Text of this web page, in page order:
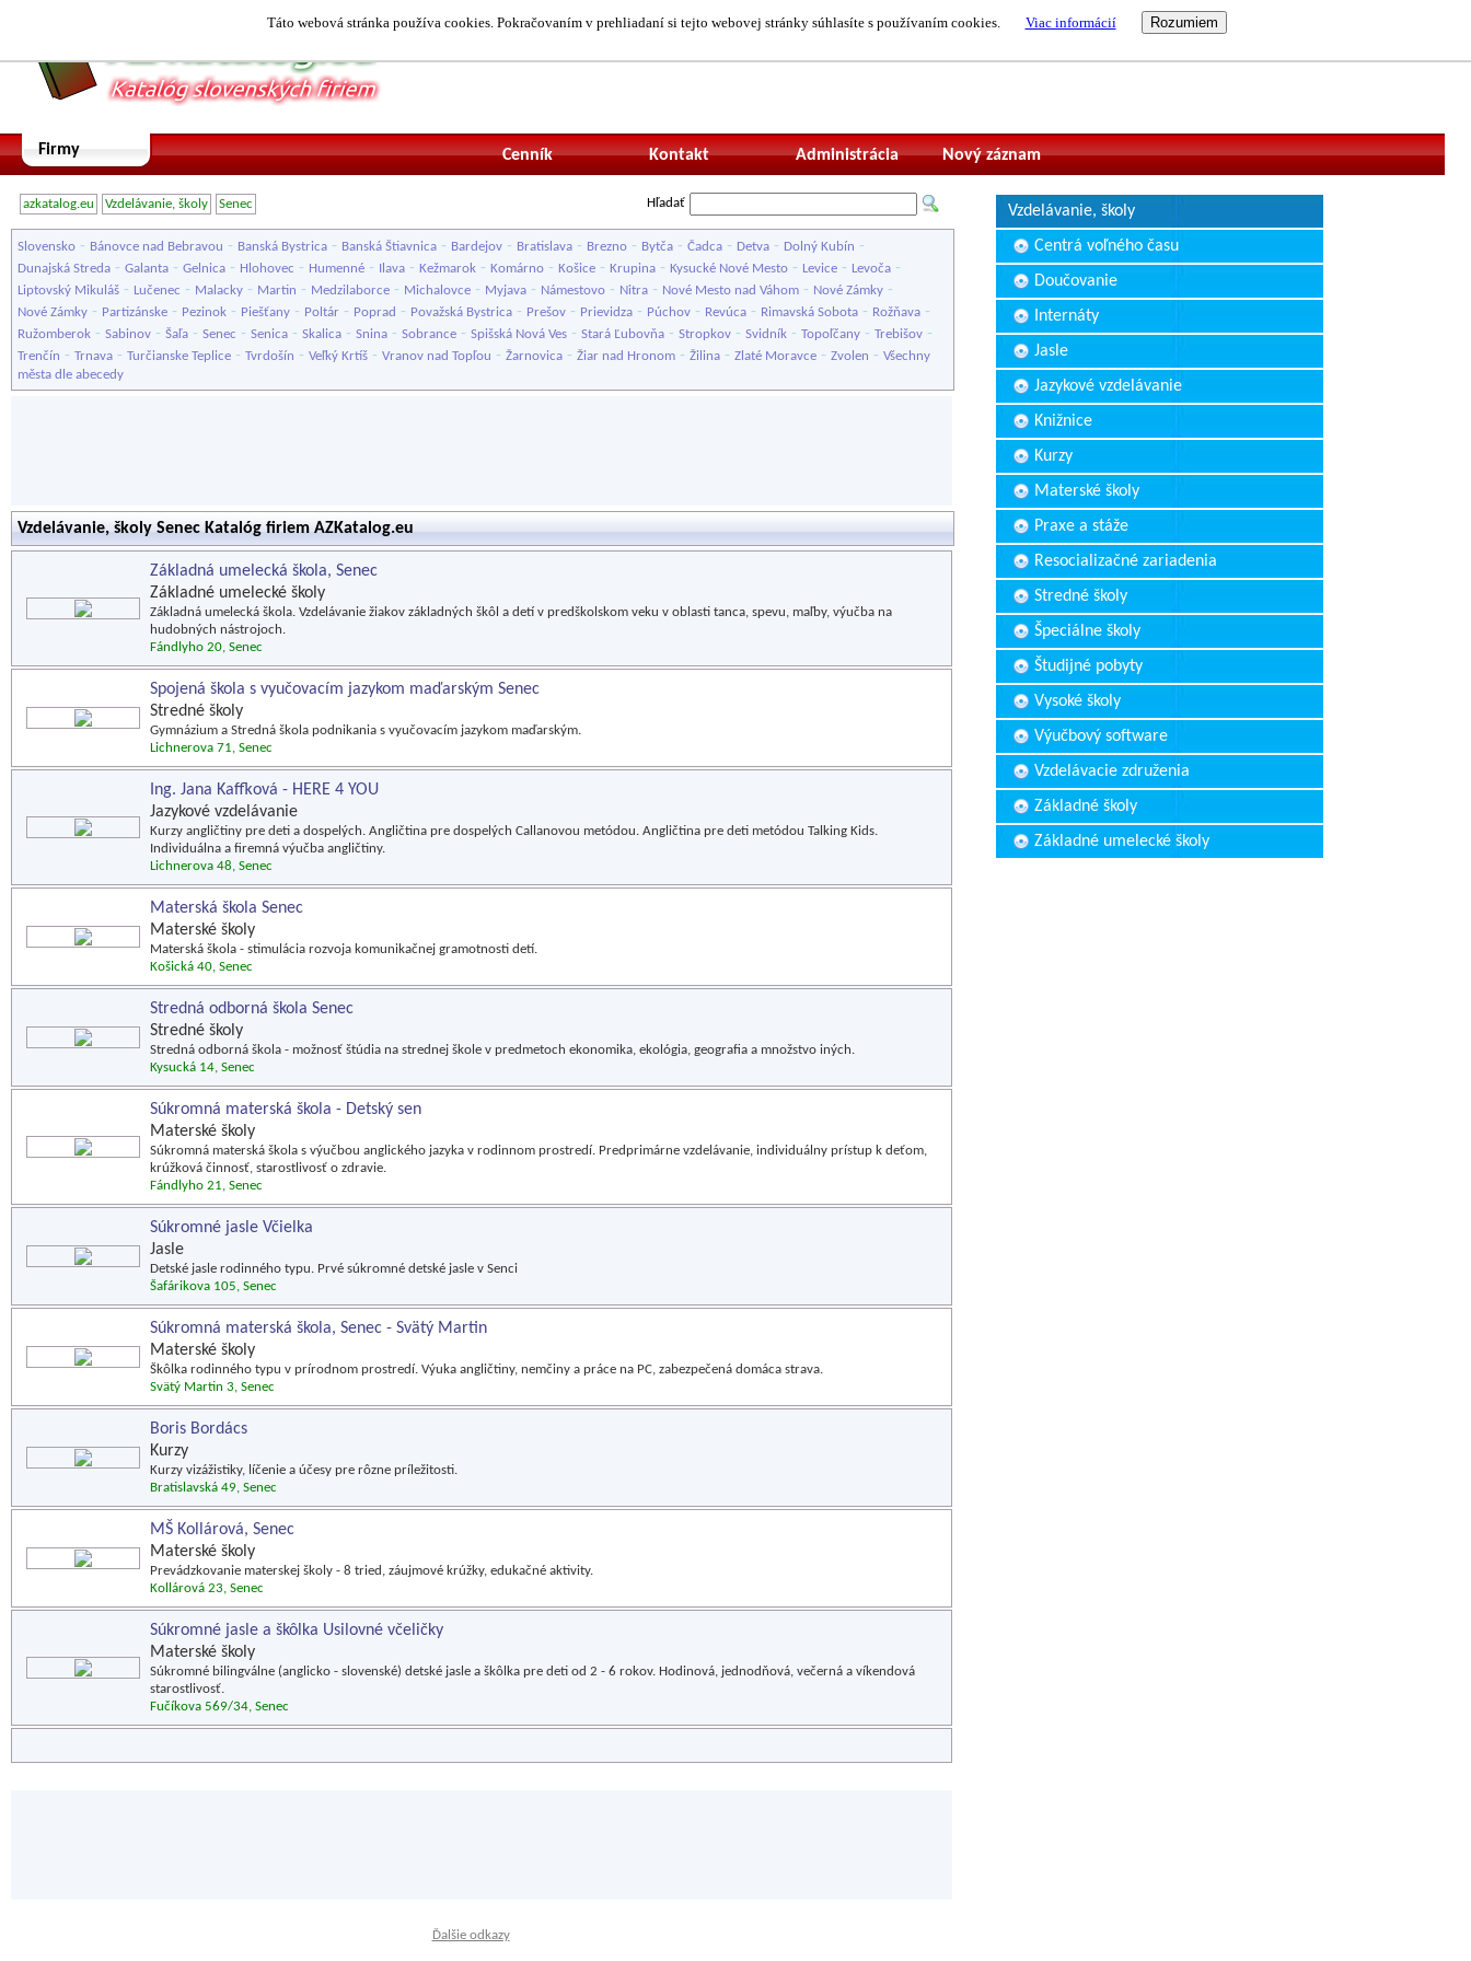
Táto webová stránka používa cookies. Pokračovaním v prehliadaní si tejto webovej stránky súhlasíte s používaním cookies. Viac informácií
Firmy Nový záznam
Administrácia
Kontakt
Cenník
azkatalog.eu Vzdelávanie, školy Senec Hľadať
Slovensko - Bánovce nad Bebravou - Banská Bystrica - Banská Štiavnica - Bardejov - Bratislava - Brezno - Bytča - Čadca - Detva - Dolný Kubín -
Dunajská Streda - Galanta - Gelnica - Hlohovec - Humenné - Ilava - Kežmarok - Komárno - Košice - Krupina - Kysucké Nové Mesto - Levice - Levoča -
Liptovský Mikuláš - Lučenec - Malacky - Martin - Medzilaborce - Michalovce - Myjava - Námestovo - Nitra - Nové Mesto nad Váhom - Nové Zámky -
Nové Zámky - Partizánske - Pezinok - Piešťany - Poltár - Poprad - Považská Bystrica - Prešov - Prievidza - Púchov - Revúca - Rimavská Sobota - Rožňava -
Ružomberok - Sabinov - Šaľa - Senec - Senica - Skalica - Snina - Sobrance - Spišská Nová Ves - Stará Ľubovňa - Stropkov - Svidník - Topoľčany - Trebišov -
Trenčín - Trnava - Turčianske Teplice - Tvrdošín - Veľký Krtíš - Vranov nad Topľou - Žarnovica - Žiar nad Hronom - Žilina - Zlaté Moravce - Zvolen - Všechny
města dle abecedy
Vzdelávanie, školy Senec Katalóg firiem AZKatalog.eu
Základná umelecká škola, Senec
Základné umelecké školy
Základná umelecká škola. Vzdelávanie žiakov základných škôl a detí v predškolskom veku v oblasti tanca, spevu, maľby, výučba na
hudobných nástrojoch.
Fándlyho 20, Senec
Spojená škola s vyučovacím jazykom maďarským Senec
Stredné školy
Gymnázium a Stredná škola podnikania s vyučovacím jazykom maďarským.
Lichnerova 71, Senec
Ing. Jana Kaffková - HERE 4 YOU
Jazykové vzdelávanie
Kurzy angličtiny pre deti a dospelých. Angličtina pre dospelých Callanovou metódou. Angličtina pre deti metódou Talking Kids.
Individuálna a firemná výučba angličtiny.
Lichnerova 48, Senec
Materská škola Senec
Materské školy
Materská škola - stimulácia rozvoja komunikačnej gramotnosti detí.
Košická 40, Senec
Stredná odborná škola Senec
Stredné školy
Stredná odborná škola - možnosť štúdia na strednej škole v predmetoch ekonomika, ekológia, geografia a množstvo iných.
Kysucká 14, Senec
Súkromná materská škola - Detský sen
Materské školy
Súkromná materská škola s výučbou anglického jazyka v rodinnom prostredí. Predprimárne vzdelávanie, individuálny prístup k deťom,
krúžková činnosť, starostlivosť o zdravie.
Fándlyho 21, Senec
Súkromné jasle Včielka
Jasle
Detské jasle rodinného typu. Prvé súkromné detské jasle v Senci
Šafárikova 105, Senec
Súkromná materská škola, Senec - Svätý Martin
Materské školy
Škôlka rodinného typu v prírodnom prostredí. Výuka angličtiny, nemčiny a práce na PC, zabezpečená domáca strava.
Svätý Martin 3, Senec
Boris Bordács
Kurzy
Kurzy vizážistiky, líčenie a účesy pre rôzne príležitosti.
Bratislavská 49, Senec
MŠ Kollárová, Senec
Materské školy
Prevádzkovanie materskej školy - 8 tried, záujmové krúžky, edukačné aktivity.
Kollárová 23, Senec
Súkromné jasle a škôlka Usilovné včeličky
Materské školy
Súkromné bilingválne (anglicko - slovenské) detské jasle a škôlka pre deti od 2 - 6 rokov. Hodinová, jednodňová, večerná a víkendová
starostlivosť.
Fučíkova 569/34, Senec
Vzdelávanie, školy
Centrá voľného času
Doučovanie
Internáty
Jasle
Jazykové vzdelávanie
Knižnice
Kurzy
Materské školy
Praxe a stáže
Resocializačné zariadenia
Stredné školy
Špeciálne školy
Študijné pobyty
Vysoké školy
Výučbový software
Vzdelávacie združenia
Základné školy
Základné umelecké školy
Ďalšie odkazy